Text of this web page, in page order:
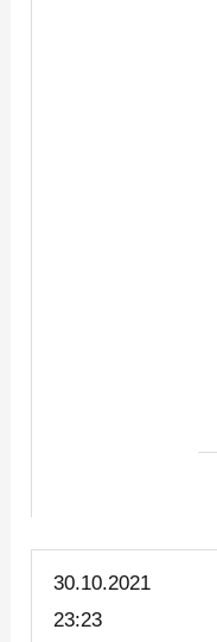
30.10.2021
23:23